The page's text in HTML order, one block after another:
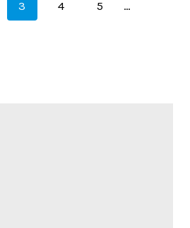
ŚWIĘTOKRZYSKIM
INSPEKTORATEM
3 4 5 …